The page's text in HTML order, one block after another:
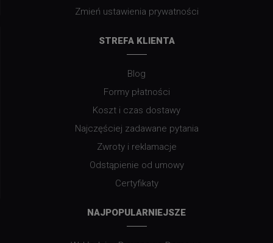
Zmień ustawienia prywatności
STREFA KLIENTA
Blog
Formy płatności
Koszt i czas dostawy
Najczęściej zadawane pytania
Zwroty i reklamacje
Odstąpienie od umowy
Certyfikaty
NAJPOPULARNIEJSZE